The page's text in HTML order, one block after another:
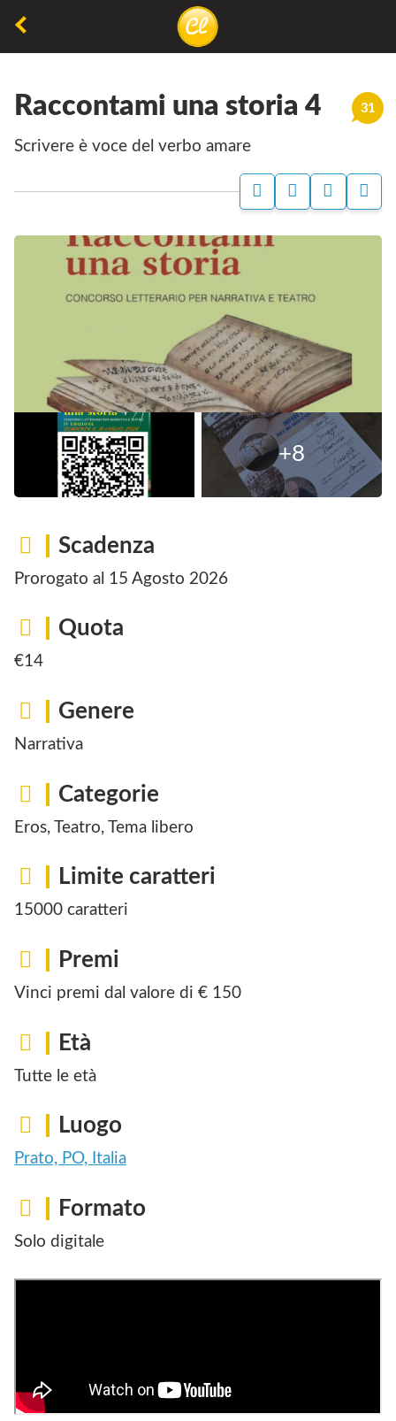
non
permette
31
Raccontami una storia 4
Scrivere è voce del verbo amare
Scadenza
15 Agosto 2026
Quota
€14
Genere
Narrativa
Categorie
Eros, Teatro, Tema libero
Limite caratteri
15000 caratteri
Premi
Vinci premi dal valore di € 150
Età
Tutte le età
Luogo
Prato, PO, Italia
Formato
Solo digitale